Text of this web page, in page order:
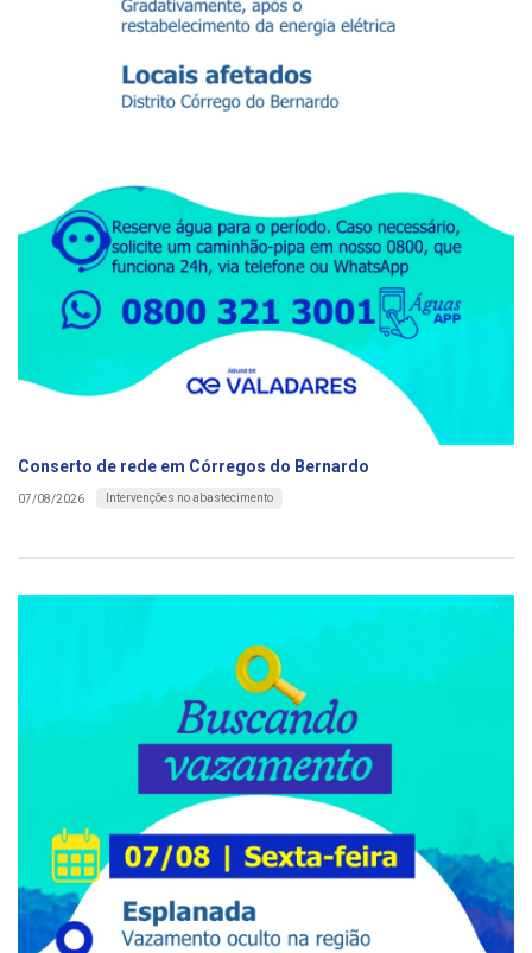
Conserto de rede em Córregos do Bernardo
07/08/2026 Intervenções no abastecimento